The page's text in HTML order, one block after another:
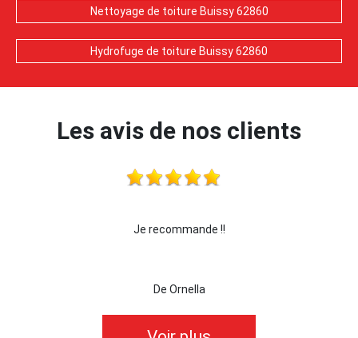
Nettoyage de toiture Buissy 62860
Hydrofuge de toiture Buissy 62860
Les avis de nos clients
Je recommande !!
De Ornella